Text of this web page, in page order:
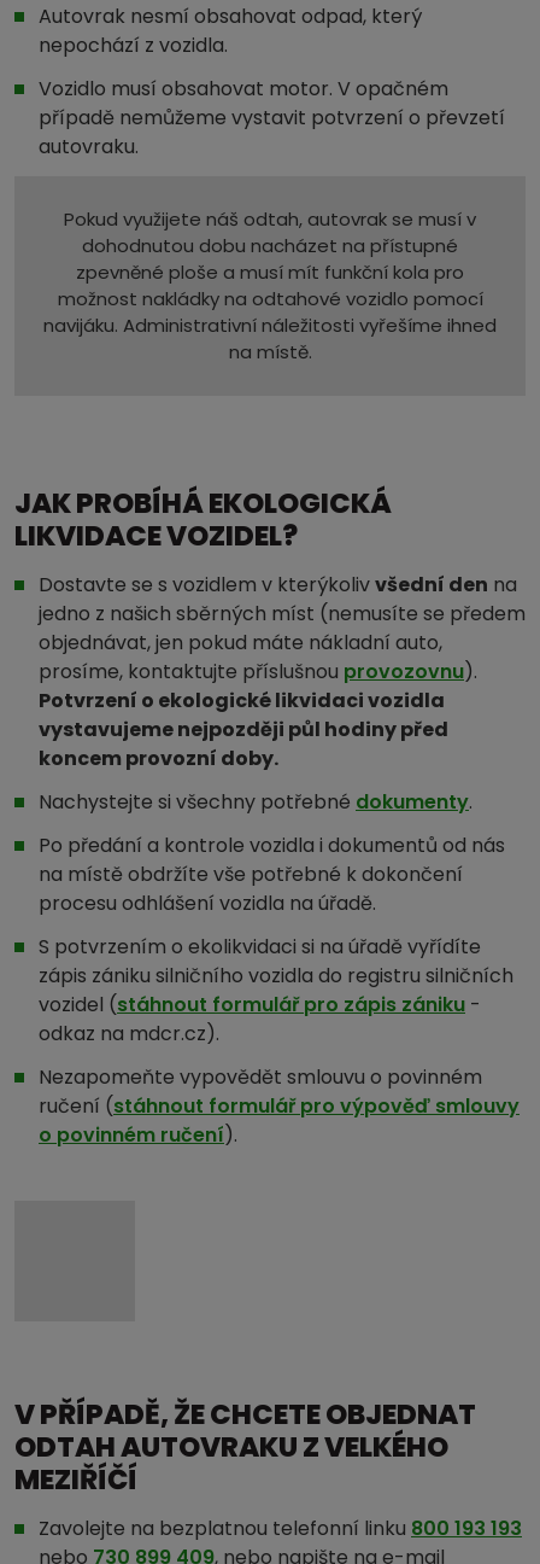
Autovrak nesmí obsahovat odpad, který
nepochází z vozidla.
Vozidlo musí obsahovat motor. V opačném
případě nemůžeme vystavit potvrzení o převzetí
autovraku.
Pokud využijete náš odtah, autovrak se musí v
dohodnutou dobu nacházet na přístupné
zpevněné ploše a musí mít funkční kola pro
možnost nakládky na odtahové vozidlo pomocí
navijáku. Administrativní náležitosti vyřešíme ihned
na místě.
JAK PROBÍHÁ EKOLOGICKÁ
LIKVIDACE VOZIDEL?
Dostavte se s vozidlem v kterýkolivvšední den na
jedno z našich sběrných míst (nemusíte se předem
objednávat, jen pokud máte nákladní auto,
prosíme, kontaktujte příslušnou provozovnu).
Potvrzení o ekologické likvidaci vozidla
vystavujeme nejpozději půl hodiny před
koncem provozní doby.
Nachystejte si všechny potřebné dokumenty.
Po předání a kontrole vozidla i dokumentů od nás
na místě obdržíte vše potřebné k dokončení
procesu odhlášení vozidla na úřadě.
S potvrzením o ekolikvidaci si na úřadě vyřídíte
zápis zániku silničního vozidla do registru silničních
vozidel (stáhnout formulář pro zápis zániku -
odkaz na mdcr.cz).
Nezapomeňte vypovědět smlouvu o povinném
ručení (stáhnout formulář pro výpověď smlouvy
o povinném ručení).
V PŘÍPADĚ, ŽE CHCETE OBJEDNAT
ODTAH AUTOVRAKU Z VELKÉHO
MEZIŘÍČÍ
Zavolejte na bezplatnou telefonní linku 800 193 193
nebo 730 899 409, nebo napište na e-mail